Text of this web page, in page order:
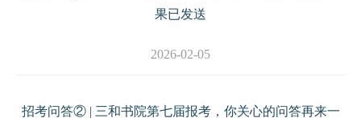
果已发送
2026-02-05
招考问答② | 三和书院第七届报考，你关心的问答再来一